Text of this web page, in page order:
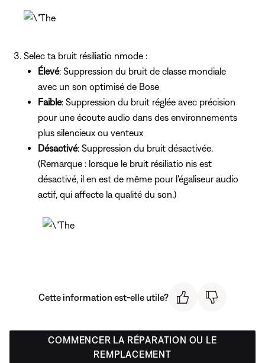
Selec ta bruit résiliatio nmode :
Élevé: Suppression du bruit de classe mondiale
avec un son optimisé de Bose
Faible: Suppression du bruit réglée avec précision
pour une écoute audio dans des environnements
plus silencieux ou venteux
Désactivé: Suppression du bruit désactivée.
(Remarque : lorsque le bruit résiliatio nis est
désactivé, il en est de même pour l'égaliseur audio
actif, qui affecte la qualité du son.)
Cette information est-elle utile?
COMMENCER LA RÉPARATION OU LE
REMPLACEMENT